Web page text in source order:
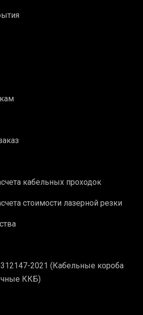
кабельных проходок
стоимости лазерной резки
2021 (Кабельные короба
ККБ)